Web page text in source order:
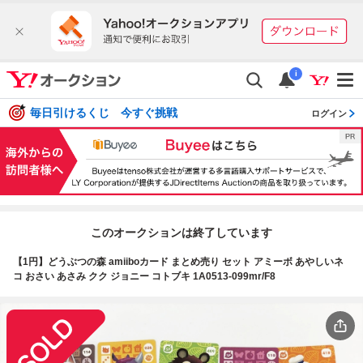
i
毎日引けるくじ 今すぐ挑戦 ログイン
このオークションは終了しています
【1円】どうぶつの森 amiiboカード まとめ売り セット アミーボ あやしいネ
コ おさい あさみ クク ジョニー コトブキ 1A0513-099mr/F8